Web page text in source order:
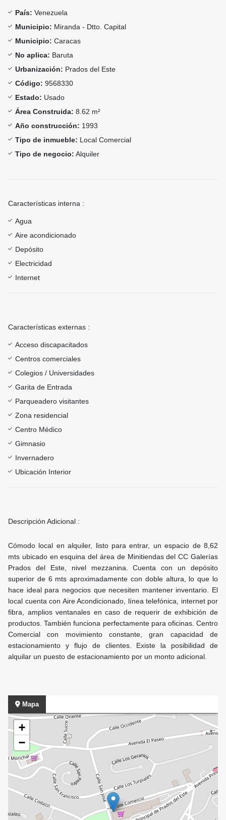
País: Venezuela
Municipio: Miranda - Dtto. Capital
Municipio: Caracas
No aplica: Baruta
Urbanización: Prados del Este
Código: 9568330
Estado: Usado
Área Construida: 8.62 m²
Año construcción: 1993
Tipo de inmueble: Local Comercial
Tipo de negocio: Alquiler
Características interna :
Agua
Aire acondicionado
Depósito
Electricidad
Internet
Características externas :
Acceso discapacitados
Centros comerciales
Colegios / Universidades
Garita de Entrada
Parqueadero visitantes
Zona residencial
Centro Médico
Gimnasio
Invernadero
Ubicación Interior
Descripción Adicional :
Cómodo local en alquiler, listo para entrar, un espacio de 8,62
mts ubicado en esquina del área de Minitiendas del CC Galerías
Prados del Este, nivel mezzanina. Cuenta con un depósito
superior de 6 mts aproximadamente con doble altura, lo que lo
hace ideal para negocios que necesiten mantener inventario. El
local cuenta con Aire Acondicionado, línea telefónica, internet por
fibra, amplios ventanales en caso de requerir de exhibición de
productos. También funciona perfectamente para oficinas. Centro
Comercial con movimiento constante, gran capacidad de
estacionamiento y flujo de clientes. Existe la posibilidad de
alquilar un puesto de estacionamiento por un monto adicional.
Mapa
+
−